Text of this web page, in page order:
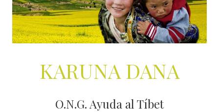
KARUNA DANA
O.N.G. Ayuda al Tíbet